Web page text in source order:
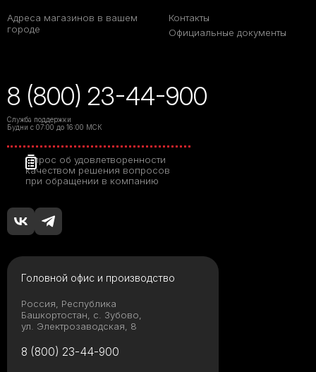
Адреса магазинов в вашем
городе
Контакты
Официальные документы
8 (800) 23-44-900
Служба поддержки
Будни с 07:00 до 16:00 МСК
Опрос об удовлетворенности
качеством решения вопросов
при обращении в компанию
Головной офис и производство
Россия, Республика
Башкортостан, с. Зубово,
ул. Электрозаводская, 8
8 (800) 23-44-900